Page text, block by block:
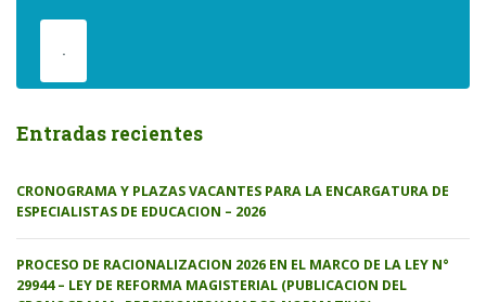
.
Entradas recientes
CRONOGRAMA Y PLAZAS VACANTES PARA LA ENCARGATURA DE
ESPECIALISTAS DE EDUCACION – 2026
PROCESO DE RACIONALIZACION 2026 EN EL MARCO DE LA LEY N°
29944 – LEY DE REFORMA MAGISTERIAL (PUBLICACION DEL